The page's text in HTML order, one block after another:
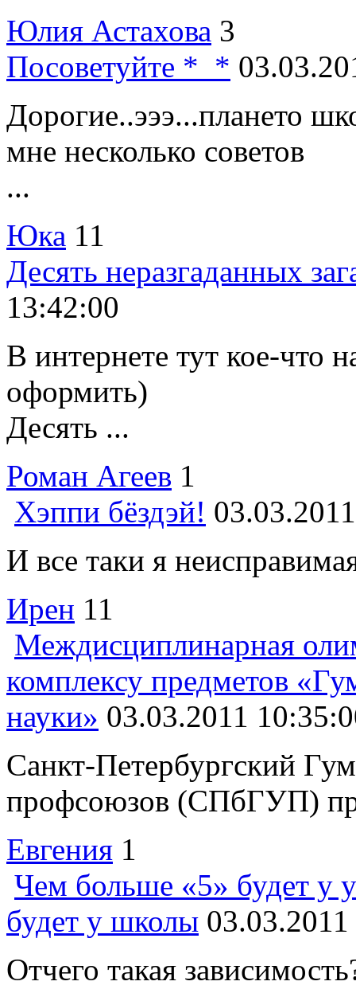
Юлия Астахова 3
Посоветуйте *_*
Дорогие..эээ...плането
мне несколько советов
...
Юка 11
Десять неразгаданных
13:42:00
В интернете тут кое-что
оформить)
Десять ...
Роман Агеев 1
Хэппи бёздэй!
И все таки я
Ирен 11
Междисциплинарная
комплексу предметов
науки» 03.03.2011
Санкт-Петербургский
профсоюзов (СПбГУП)
Евгения 1
Чем больше «5» будет у
будет у школы
Отчего такая